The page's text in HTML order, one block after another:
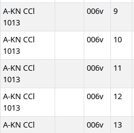
A-KN CCl
1013
006v 9
A-KN CCl
1013
006v 10
A-KN CCl
1013
006v 11
A-KN CCl
1013
006v 12
A-KN CCl
006v 13